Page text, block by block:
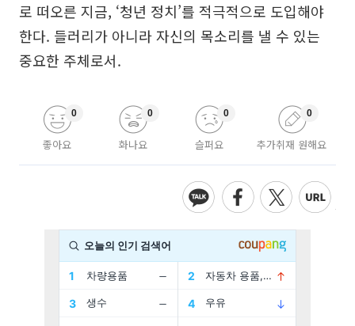
로 떠오른 지금, ‘청년 정치’를 적극적으로 도입해야
한다. 들러리가 아니라 자신의 목소리를 낼 수 있는
중요한 주체로서.
좋아요
0
화나요
0
슬퍼요
0
추가취재 원해요
0